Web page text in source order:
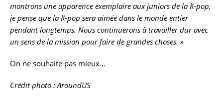
montrons une apparence exemplaire aux juniors de la K-pop,
je pense que la K-pop sera aimée dans le monde entier
pendant longtemps. Nous continuerons à travailler dur avec
un sens de la mission pour faire de grandes choses. »
On ne souhaite pas mieux…
Crédit photo : AroundUS